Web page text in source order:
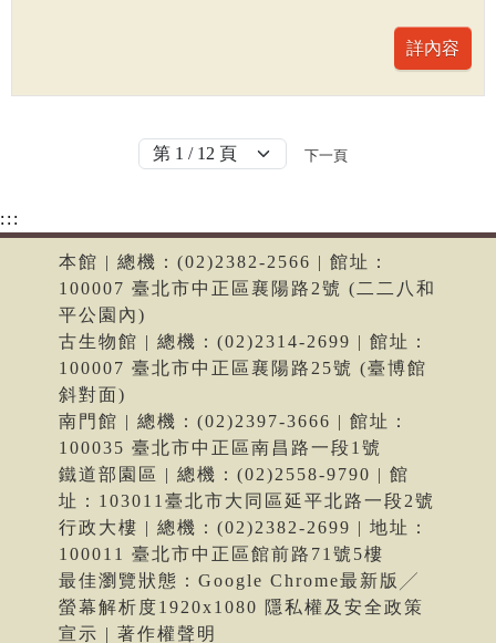
下一頁
:::
本館 | 總機：(02)2382-2566 | 館址：
100007 臺北市中正區襄陽路2號 (二二八和
平公園內)
古生物館 | 總機：(02)2314-2699 | 館址：
100007 臺北市中正區襄陽路25號 (臺博館
斜對面)
南門館 | 總機：(02)2397-3666 | 館址：
100035 臺北市中正區南昌路一段1號
鐵道部園區 | 總機：(02)2558-9790 | 館
址：103011臺北市大同區延平北路一段2號
行政大樓 | 總機：(02)2382-2699 | 地址：
100011 臺北市中正區館前路71號5樓
最佳瀏覽狀態：Google Chrome最新版╱
螢幕解析度1920x1080 隱私權及安全政策
宣示 | 著作權聲明